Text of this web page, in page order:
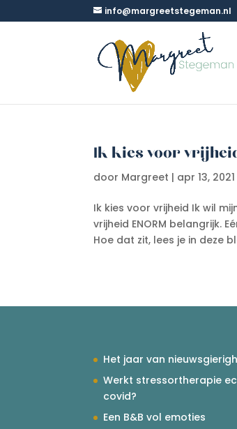
info@margreetstegeman.nl
Ik kies voor
door Margreet | apr 13, 2021
Ik kies voor vrijheid Ik wil
vrijheid ENORM belangrijk.
Hoe dat zit, lees je in deze
Het jaar van
Werkt stressortherapie
covid?
Een B&B vol emoties